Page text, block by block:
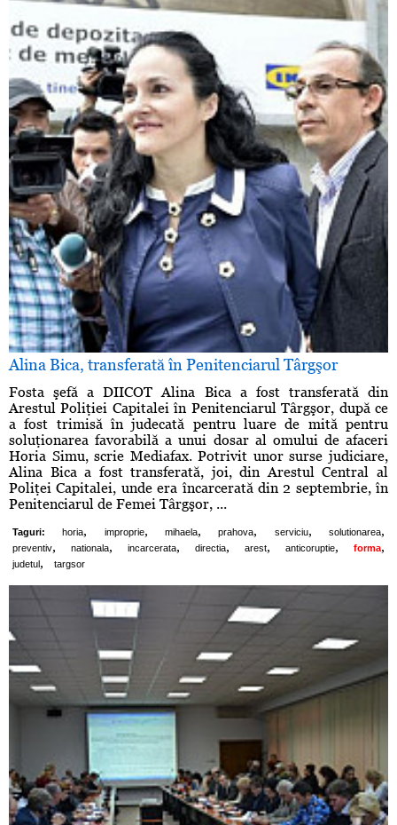
Alina Bica, transferată în Penitenciarul Târgşor
Fosta şefă a DIICOT Alina Bica a fost transferată din
Arestul Poliţiei Capitalei în Penitenciarul Târgşor, după ce
a fost trimisă în judecată pentru luare de mită pentru
soluţionarea favorabilă a unui dosar al omului de afaceri
Horia Simu, scrie Mediafax. Potrivit unor surse judiciare,
Alina Bica a fost transferată, joi, din Arestul Central al
Poliţei Capitalei, unde era încarcerată din 2 septembrie, în
Penitenciarul de Femei Târgşor, ...
Taguri: horia, improprie, mihaela, prahova, serviciu, solutionarea,
preventiv, nationala, incarcerata, directia, arest, anticoruptie, forma,
judetul , targsor